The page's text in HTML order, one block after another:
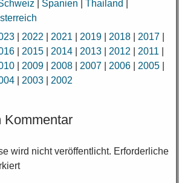
Spanien Thailand
| 2022 2021 2019| 2018| 2017|
| 2015| 2014| 2013| 2012 2011
| 2009| 2008| 2007| 2006| 2005|
| 2003| 2002
Kommentar
wird nicht veröffentlicht. Erforderliche